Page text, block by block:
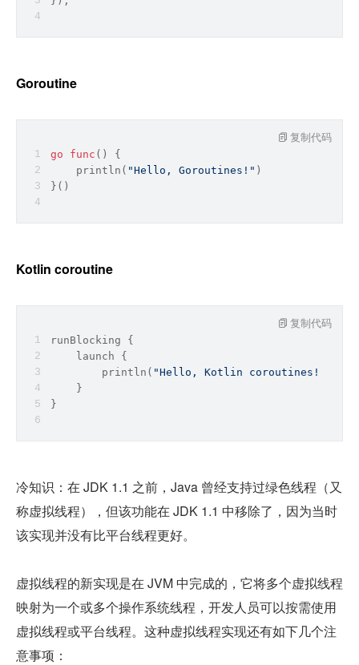
Goroutine
go func ()
{
println ( "Hello, Goroutines!" )
}()
复制代码
Kotlin coroutine
runBlocking {
    launch {
println ( "Hello, Kotlin coroutines!"
    }
}
复制代码
冷知识：在 JDK 1.1 之前，Java 曾经支持过绿色线程（又
称虚拟线程），但该功能在 JDK 1.1 中移除了，因为当时
该实现并没有比平台线程更好。
虚拟线程的新实现是在 JVM 中完成的，它将多个虚拟线程
映射为一个或多个操作系统线程，开发人员可以按需使用
虚拟线程或平台线程。这种虚拟线程实现还有如下几个注
意事项：